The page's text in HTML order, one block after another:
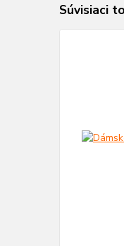
Súvisiaci